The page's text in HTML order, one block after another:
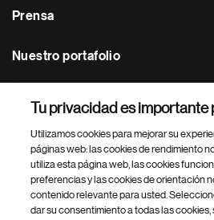
Prensa
Nuestro portafolio
Footer Site Search
Tu privacidad es importante
Utilizamos cookies para mejorar su
páginas web: las cookies de rendimiento
utiliza esta página web, las cookies
preferencias y las cookies de orientación
contenido relevante para usted.
dar su consentimiento a todas las